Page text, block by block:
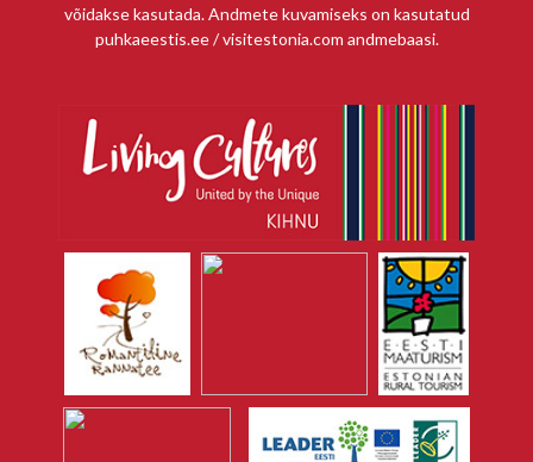
võidakse kasutada. Andmete kuvamiseks on kasutatud
puhkaeestis.ee / visitestonia.com andmebaasi.